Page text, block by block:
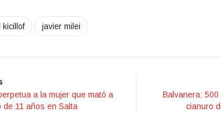
kicillof javier milei
a la mujer que mató a
de 11 años en Salta
Balvanera:
cianuro